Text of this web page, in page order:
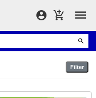
Filter